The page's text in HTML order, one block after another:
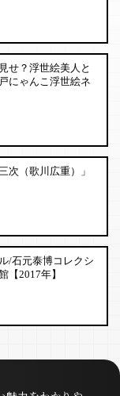
せ？浮世絵美人と
にゃんこ浮世絵ネ
次（歌川広重）」
/石元泰博コレクシ
【2017年】